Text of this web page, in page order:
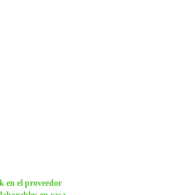
en el proveedor